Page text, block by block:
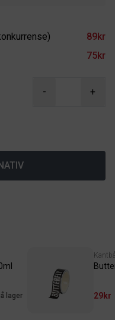
89kr
75kr
- +
lager 29kr